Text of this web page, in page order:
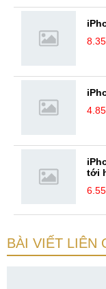
tới
BÀI VIẾT LIÊN